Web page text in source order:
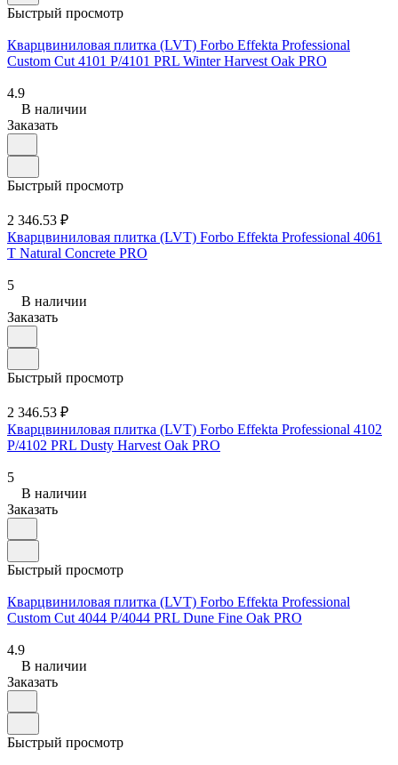
Быстрый просмотр
Кварцвиниловая плитка (LVT) Forbo Effekta Professional
Custom Cut 4101 P/4101 PRL Winter Harvest Oak PRO
4.9
В наличии
Заказать
Быстрый просмотр
2 346.53 ₽
Кварцвиниловая плитка (LVT) Forbo Effekta Professional 4061
T Natural Concrete PRO
5
В наличии
Заказать
Быстрый просмотр
2 346.53 ₽
Кварцвиниловая плитка (LVT) Forbo Effekta Professional 4102
P/4102 PRL Dusty Harvest Oak PRO
5
В наличии
Заказать
Быстрый просмотр
Кварцвиниловая плитка (LVT) Forbo Effekta Professional
Custom Cut 4044 P/4044 PRL Dune Fine Oak PRO
4.9
В наличии
Заказать
Быстрый просмотр